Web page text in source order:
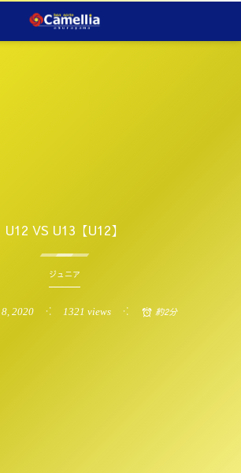
U12 VS U13【U12】
ジュニア
8,2020 1321 views 約2分